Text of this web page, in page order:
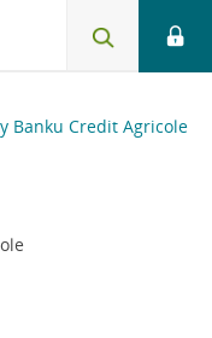
Banku Credit Agricole